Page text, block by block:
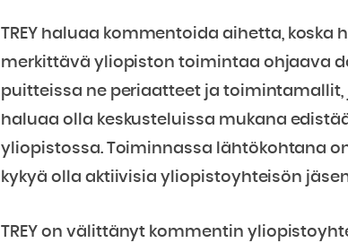
TREY haluaa kommentoida aihetta,
merkittävä yliopiston toimintaa ohjaava
puitteissa ne periaatteet ja toimintamallit,
haluaa olla keskusteluissa mukana
yliopistossa. Toiminnassa lähtökohtana
kykyä olla aktiivisia yliopistoyhteisön
TREY on välittänyt kommentin